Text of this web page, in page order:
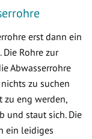
erst dann ein
Rohre zur
Abwasserrohre
zu suchen
zu eng werden,
und staut sich. Die
ein leidiges